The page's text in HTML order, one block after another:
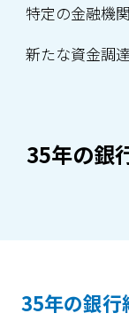
特定の金融機
新たな資金調
35年の銀
35年の銀行